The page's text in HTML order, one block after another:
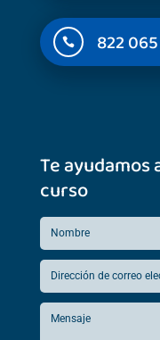
 822
Te
curso